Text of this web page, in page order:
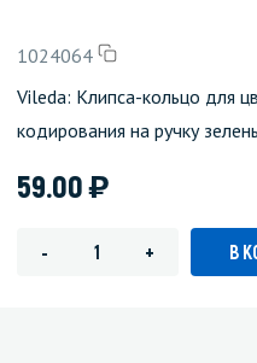
1024064
Vileda: Клипса-кольцо для
кодирования на ручку
59.00)
- + В